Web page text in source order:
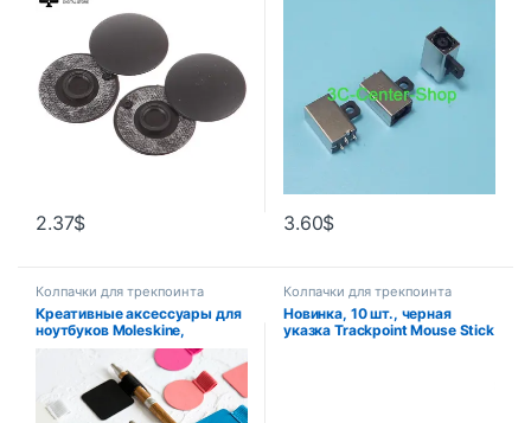
MacBook Pro A1278 A1286
A1297 13/15/17 дюймов
2.37$
5593 3505 3462 5347,
разъем постоянного тока
3.60$
Колпачки для трекпоинта
Креативные аксессуары для
ноутбуков Moleskine,
самоклеящиеся кожаные
ремни с зажимами для ручек,
этот резиновый держатель
для ручек, кольцо для ручек,
петли для ручек
Колпачки для трекпоинта
Новинка, 10 шт., черная
указка Trackpoint Mouse Stick